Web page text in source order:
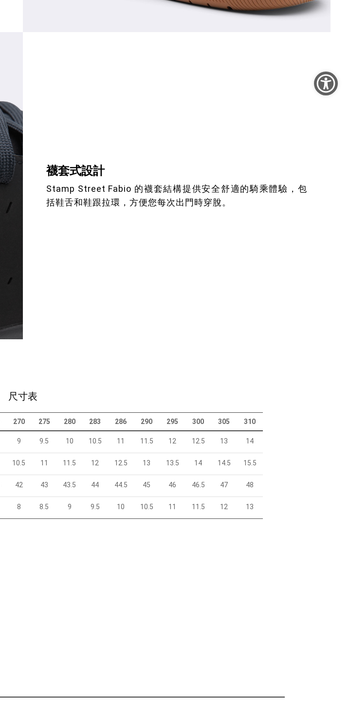
襪套式設計
Stamp Street Fabio 的襪套結構提供安全舒適的騎乘體驗，包
括鞋舌和鞋跟拉環，方便您每次出門時穿脫。
尺寸表
270 275 280 283 286 290 295 300 305 310
9 9.5 10 10.5 11 11.5 12 12.5 13 14
10.5 11 11.5 12 12.5 13 13.5 14 14.5 15.5
42 43 43.5 44 44.5 45 46 46.5 47 48
8 8.5 9 9.5 10 10.5 11 11.5 12 13